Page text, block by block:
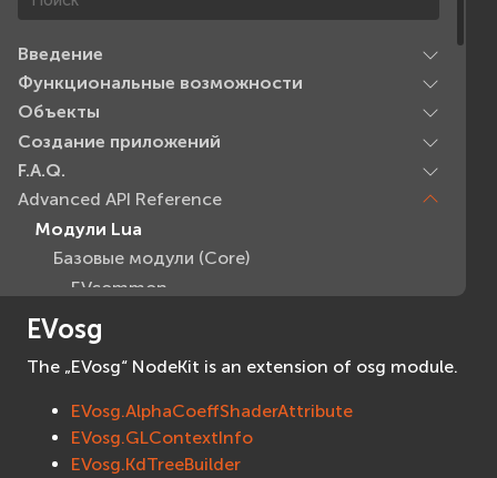
Введение
Функциональные возможности
Объекты
Создание приложений
F.A.Q.
Advanced API Reference
Модули Lua
Базовые модули (Core)
EVcommon
evlua
evxml
Граф Сцены (Scene Graph)
EVosg
EVosgAV
EVosg
The „EVosg“ NodeKit is an extension of osg module.
EVosg.AlphaCoeffShaderAttribute
EVosg.GLContextInfo
EVosg.KdTreeBuilder